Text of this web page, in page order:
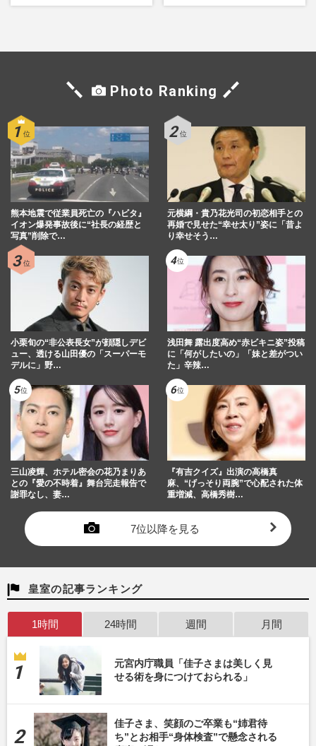
Photo Ranking
熊本地震で従業員死亡の『ハビタ』
イオン爆発事故後に“社長の経歴と
写真”削除で…
元横綱・貴乃花光司の初恋相手との
再婚で見せた“幸せ太り”姿に「昔よ
り幸せそう…
小栗旬の“非公表長女”が顔隠しデビ
ュー、透ける山田優の「スーパーモ
デルに」野…
浅田舞 露出度高め“赤ビキニ姿”投稿
に「何がしたいの」「妹と差がつい
た」辛辣…
三山凌輝、ホテル密会の花乃まりあ
との『愛の不時着』舞台完走報告で
謝罪なし、妻…
『有吉クイズ』出演の高橋真
麻、“げっそり両腕”で心配された体
重増減、高橋秀樹…
7位以降を見る
皇室の記事ランキング
1時間 24時間 週間 月間
元宮内庁職員「佳子さまは美しく見
せる術を身につけておられる」
佳子さま、笑顔のご卒業も“姉君待
ち”とお相手“身体検査”で懸念される